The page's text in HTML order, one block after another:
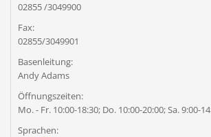
02855 /3049900
Fax:
02855/3049901
Basenleitung:
Andy Adams
Öffnungszeiten:
Mo. - Fr. 10:00-18:30; Do. 10:00-20:00; Sa. 9:00-
Sprachen: